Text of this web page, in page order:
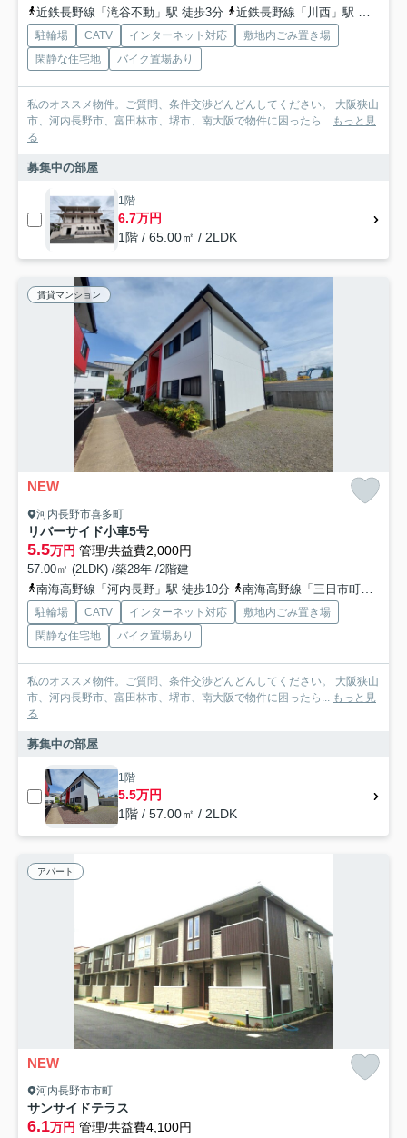
近鉄長野線「滝谷不動」駅 徒歩3分 近鉄長野線「川西」駅 徒歩18分
駐輪場 CATV インターネット対応
敷地内ごみ置き場
閑静な住宅地
バイク置場あり
私のオススメ物件。ご質問、条件交渉どんどんしてください。 大阪狭山
市、河内長野市、富田林市、堺市、南大阪で物件に困ったら... もっと見
る
募集中の部屋
1階
6.7万円
1階 / 65.00㎡ / 2LDK
賃貸マンション
NEW
河内長野市喜多町
リバーサイド小車5号
5.5万円 管理/共益費2,000円
57.00㎡ (2LDK) /築28年 /2階建
南海高野線「河内長野」駅 徒歩10分
南海高野線「三日市町」駅 徒歩19分
駐輪場 CATV インターネット対応
敷地内ごみ置き場
閑静な住宅地
バイク置場あり
私のオススメ物件。ご質問、条件交渉どんどんしてください。 大阪狭山
市、河内長野市、富田林市、堺市、南大阪で物件に困ったら... もっと見
る
募集中の部屋
1階
5.5万円
1階 / 57.00㎡ / 2LDK
アパート
NEW
河内長野市市町
サンサイドテラス
6.1万円 管理/共益費4,100円